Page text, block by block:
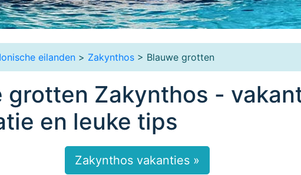
Ionische eilanden > Zakynthos > Blauwe grotten
grotten Zakynthos -
en leuke tips
Zakynthos vakanties »